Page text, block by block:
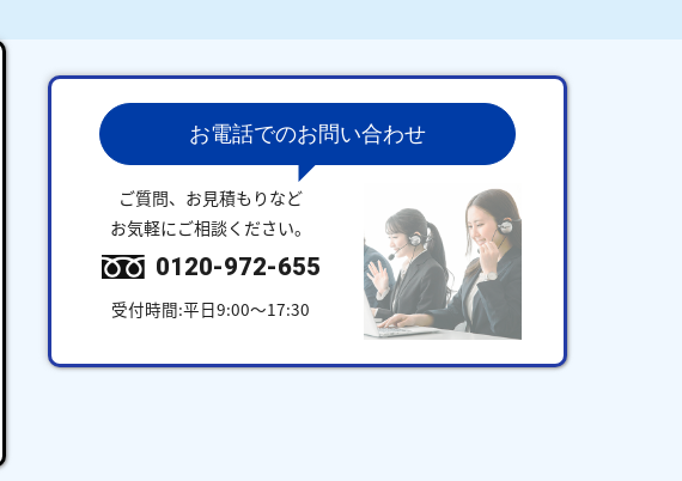
お電話でのお問い合わせ
ご質問、お見積もりなど
お気軽にご相談ください。
0120-972-655
受付時間:平日9:00～17:30